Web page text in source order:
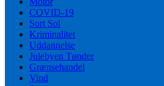
COVID-19
Sort Sol
Kriminalitet
Uddannelse
Julebyen Tønder
Grænsehandel
Vind